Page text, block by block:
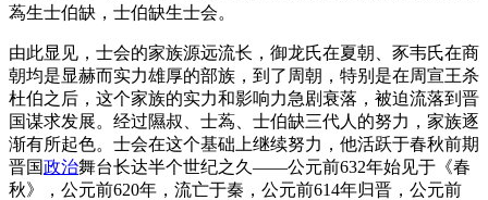
蒍生士伯缺，士伯缺生士会。
由此显见，士会的家族源远流长，御龙氏在夏朝、豕韦氏在商
朝均是显赫而实力雄厚的部族，到了周朝，特别是在周宣王杀
杜伯之后，这个家族的实力和影响力急剧衰落，被迫流落到晋
国谋求发展。经过隰叔、士蒍、士伯缺三代人的努力，家族逐
渐有所起色。士会在这个基础上继续努力，他活跃于春秋前期
晋国政治舞台长达半个世纪之久——公元前632年始见于《春
秋》，公元前620年，流亡于秦，公元前614年归晋，公元前